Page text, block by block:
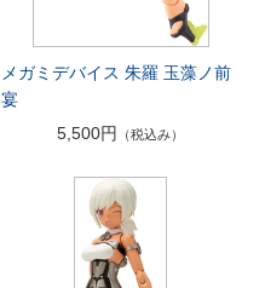
メガミデバイス 朱羅 玉藻ノ前
宴
5,500円
（税込み）